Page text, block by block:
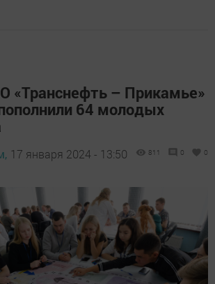
«Транснефть – Прикамье»
64 молодых
17 января 2024 - 13:50 811 0 0